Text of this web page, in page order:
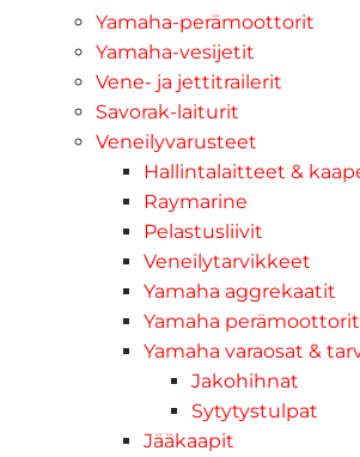
Yamaha-perämoottorit
Yamaha-vesijetit
Vene- ja jettitrailerit
Savorak-laiturit
Veneilyvarusteet
Hallintalaitteet &
Raymarine
Pelastusliivit
Veneilytarvikkeet
Yamaha aggrekaatit
Yamaha perämoottorit
Yamaha varaosat &
Jakohihnat
Sytytystulpat
Jääkaapit